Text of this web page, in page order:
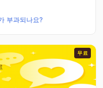
부과되나요?
무료